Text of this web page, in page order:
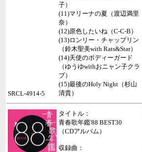
子）
(11)マリーナの夏（渡辺満里
奈）
(12)原色したいね（C-C-B）
(13)ロンリー・チャップリン
（鈴木聖美with Rats&Star）
(14)天使のボディーガード
（ゆうゆwithおニャン子クラ
ブ）
(15)最後のHoly Night（杉山
清貴）
SRCL-4914-5
タイトル：
青春歌年鑑'88 BEST30
（CDアルバム）
収録曲：